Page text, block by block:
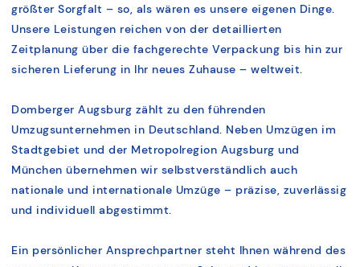
größter Sorgfalt – so, als wären es unsere eigenen Dinge.
Unsere Leistungen reichen von der detaillierten
Zeitplanung über die fachgerechte Verpackung bis hin zur
sicheren Lieferung in Ihr neues Zuhause – weltweit.
Domberger Augsburg zählt zu den führenden
Umzugsunternehmen in Deutschland. Neben Umzügen im
Stadtgebiet und der Metropolregion Augsburg und
München übernehmen wir selbstverständlich auch
nationale und internationale Umzüge – präzise, zuverlässig
und individuell abgestimmt.
Ein persönlicher Ansprechpartner steht Ihnen während des